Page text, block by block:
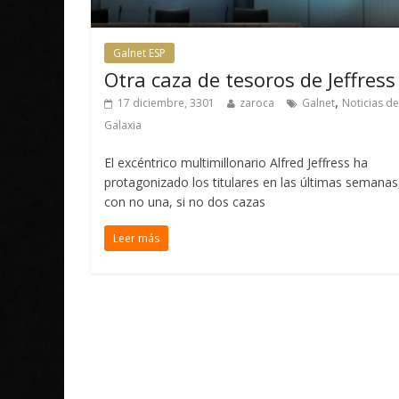
Galnet ESP
Otra caza de tesoros de Jeffress
17 diciembre, 3301 zaroca Galnet, Noticias
Galaxia
El excéntrico multimillonario Alfred Jeffress ha
protagonizado los titulares en las últimas
con no una, si no dos cazas
Leer más